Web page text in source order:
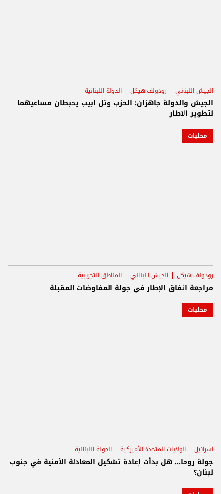
الجيش اللبناني رودولف هيكل الدولة اللبنانية
الجيش والدولة جاهزان: الحزب وتل ابيب يحبطان مساعيهما
لتطوير الاطار
محليات
رودولف هيكل الجيش اللبناني المناطق التجريبية
مراجعة اتفاق الإطار في جولة المفاوضات المقبلة
محليات
اسرائيل الولايات المتحدة الأميركية الدولة اللبنانية
جولة روما… هل بدأت إعادة تشكيل المعادلة الأمنية في جنوب
لبنان؟